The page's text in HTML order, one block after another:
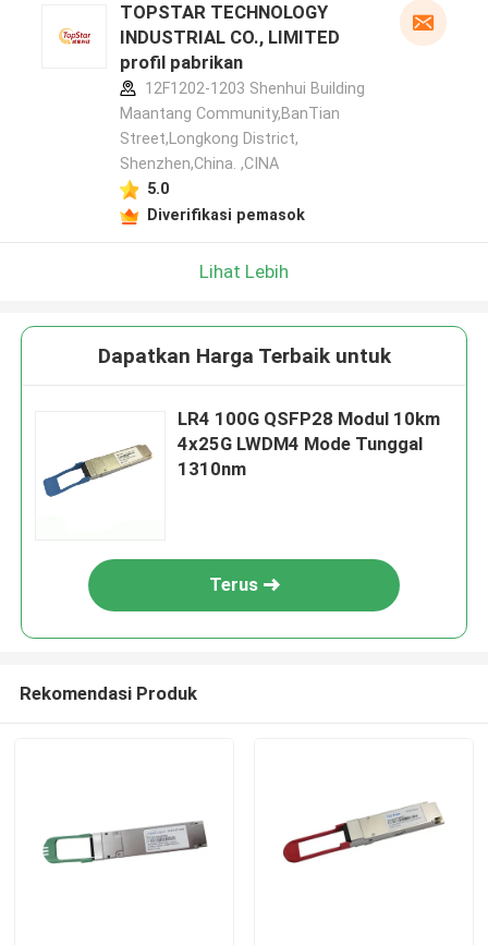
TOPSTAR TECHNOLOGY
INDUSTRIAL CO., LIMITED
profil pabrikan
12F1202-1203 Shenhui Building
Maantang Community,BanTian
Street,Longkong District,
Shenzhen,China. ,CINA
5.0
Diverifikasi pemasok
Lihat Lebih
Dapatkan Harga Terbaik untuk
LR4 100G QSFP28 Modul 10km
4x25G LWDM4 Mode Tunggal
1310nm
Terus
Rekomendasi Produk